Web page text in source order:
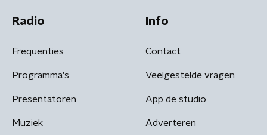
Radio
Frequenties
Programma's
Presentatoren
Muziek
Info
Contact
Veelgestelde vragen
App de studio
Adverteren